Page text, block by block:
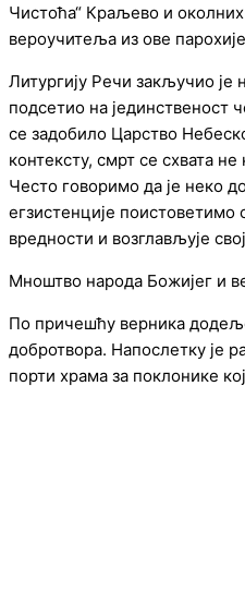
Чистоћа“ Краљево и
вероучитеља из ове
Литургију Речи закључио је
подсетио на јединственост
се задобило Царство
контексту, смрт се схвата
Често говоримо да је неко
егзистенције
вредности и возглављује
Мноштво народа Божијег и
По причешћу верника
добротвора. Напослетку је
порти храма за поклонике